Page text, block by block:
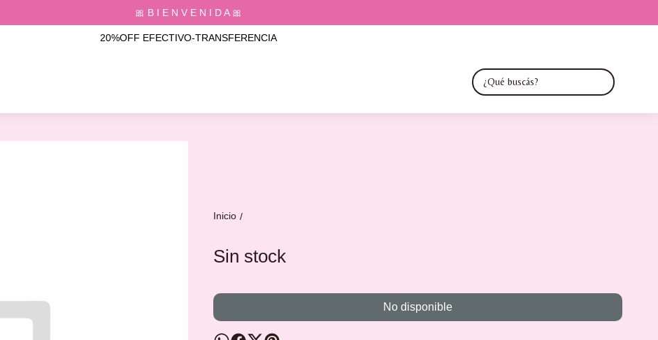
🎀 B I E N V E N I D A 🎀
20%OFF EFECTIVO-TRANSFERENCIA
Inicio /
Sin stock
No disponible